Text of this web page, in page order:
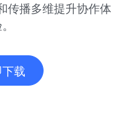
传播多维提升协作体
载